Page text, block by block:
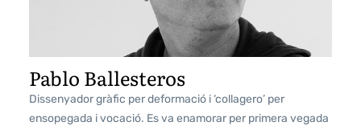
Pablo Ballesteros
Dissenyador gràfic per deformació i ‘collagero’ per
ensopegada i vocació. Es va enamorar per primera vegada